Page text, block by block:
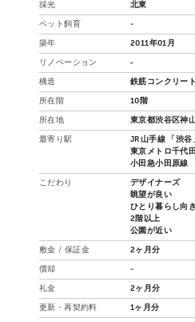
採光 北東
ペット飼育 -
築年 2011年01月
リノベーション ‐
構造 鉄筋コンクリー
所在階 10階
所在地 東京都渋谷区神
最寄り駅
JR山手線 「渋谷
東京メトロ千代
小田急小田原線
こだわり
デザイナーズ
眺望が良い
ひとり暮らし向き
2階以上
公園が近い
敷金 / 保証金 2ヶ月分
償却 -
礼金 2ヶ月分
更新・再契約料 1ヶ月分